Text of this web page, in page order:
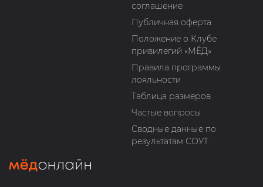
соглашение
Публичная оферта
Положение о Клубе
привилегий «МЁД»
Правила программы
лояльности
Таблица размеров
Частые вопросы
Сводные данные по
результатам СОУТ